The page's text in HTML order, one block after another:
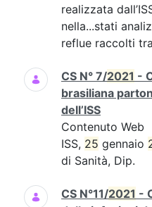
realizzata
nella...stati
reflue raccolti
CS N° 7/2021 -
brasiliana
dell’ISS
Contenuto Web
ISS, 25 gennaio
di Sanità, Dip.
CS N°11/2021 -